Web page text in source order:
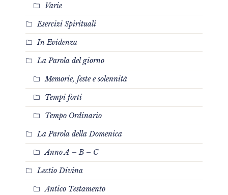
Varie
Esercizi Spirituali
In Evidenza
La Parola del giorno
Memorie, feste e solennità
Tempi forti
Tempo Ordinario
La Parola della Domenica
Anno A – B – C
Lectio Divina
Antico Testamento